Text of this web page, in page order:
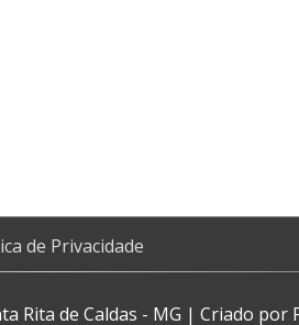
de Privacidade
Rita de Caldas - MG | Criado por